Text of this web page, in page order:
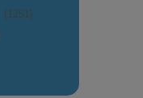
(1251)